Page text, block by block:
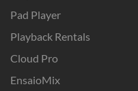
Pad Player
Playback Rentals
Cloud Pro
EnsaioMix